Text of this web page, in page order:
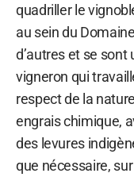
quadriller le
au sein du
d’autres et se sont
vigneron qui
respect de la
engrais chimique,
des levures
que nécessaire,